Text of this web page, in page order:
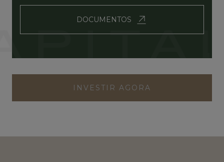
DOCUMENTOS
INVESTIR AGORA